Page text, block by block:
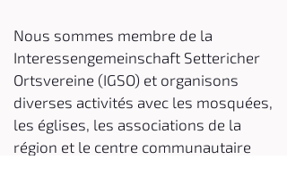
Nous sommes membre de la
Interessengemeinschaft Settericher
Ortsvereine (IGSO) et organisons
diverses activités avec les mosquées,
les églises, les associations de la
région et le centre communautaire